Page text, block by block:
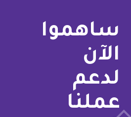
ساهموا
الآن
لدعم
عملنا